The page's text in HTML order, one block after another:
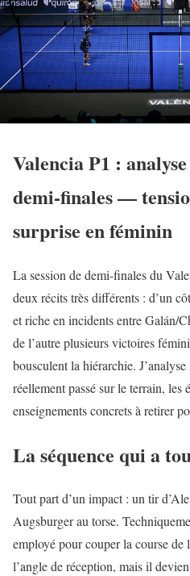
Valencia P1 :
demi-finales —
surprise en féminin
La session de demi-finales du
deux récits très différents : d’un
et riche en incidents entre Galán/
de l’autre plusieurs victoires
bousculent la hiérarchie.
réellement passé sur le terrain, les
enseignements concrets à retirer
La séquence qui a
Tout part d’un impact : un tir
Augsburger au torse.
employé pour couper la course
l’angle de réception, mais il